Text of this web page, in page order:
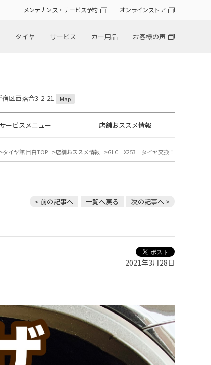
メンテナンス・サービス予約 オンラインストア
タイヤ サービス カー用品 お客様の声
区西落合3-2-21 Map
サービスメニュー 店舗おススメ情報
タイヤ館 目白TOP 店舗おススメ情報 GLC X253 タイヤ交換！
< 前の記事へ 一覧へ戻る 次の記事へ >
2021年3月28日